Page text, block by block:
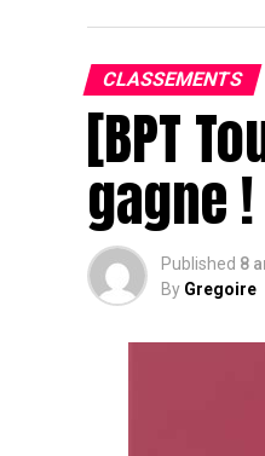
CLASSEMENTS
[BPT
gagne !
Published 8
By Gregoire